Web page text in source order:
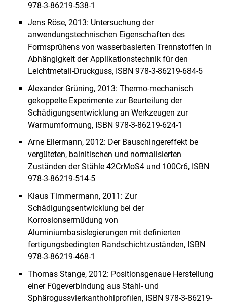
978-3-86219-538-1
Jens Röse, 2013: Untersuchung der
anwendungstechnischen Eigenschaften des
Formsprühens von wasserbasierten Trennstoffen in
Abhängigkeit der Applikationstechnik für den
Leichtmetall-Druckguss, ISBN 978-3-86219-684-5
Alexander Grüning, 2013: Thermo-mechanisch
gekoppelte Experimente zur Beurteilung der
Schädigungsentwicklung an Werkzeugen zur
Warmumformung, ISBN 978-3-86219-624-1
Arne Ellermann, 2012: Der Bauschingereffekt be
vergüteten, bainitischen und normalisierten
Zuständen der Stähle 42CrMoS4 und 100Cr6, ISBN
978-3-86219-514-5
Klaus Timmermann, 2011: Zur
Schädigungsentwicklung bei der
Korrosionsermüdung von
Aluminiumbasislegierungen mit definierten
fertigungsbedingten Randschichtzuständen, ISBN
978-3-86219-468-1
Thomas Stange, 2012: Positionsgenaue Herstellung
einer Fügeverbindung aus Stahl- und
Sphärogussvierkanthohlprofilen, ISBN 978-3-86219-